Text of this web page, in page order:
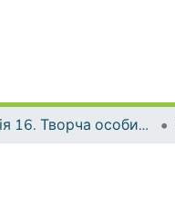
Серія 16. Творча особистість учителя: проблеми теорії і практики